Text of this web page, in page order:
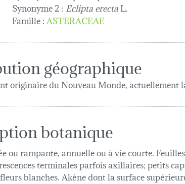
Synonyme 2 : Eclipta erectaL.
Famille:ASTERACEAE
géographique
originaire du Nouveau Monde, actuellement
botanique
ou rampante, annuelle ou à vie courte.
terminales parfois axillaires; petits
blanches. Akène dont la surface